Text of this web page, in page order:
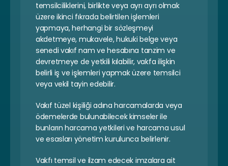
temsilciliklerini, birlikte veya ayrı ayrı olmak
üzere ikinci fıkrada belirtilen işlemleri
yapmaya, herhangi bir sözleşmeyi
akdetmeye, mukavele, hukuki belge veya
senedi vakıf nam ve hesabına tanzim ve
devretmeye de yetkili kılabilir, vakfa ilişkin
belirli iş ve işlemleri yapmak üzere temsilci
veya vekil tayin edebilir.
Vakıf tüzel kişiliği adına harcamalarda veya
ödemelerde bulunabilecek kimseler ile
bunların harcama yetkileri ve harcama usul
ve esasları yönetim kurulunca belirlenir.
Vakfı temsil ve ilzam edecek imzalara ait